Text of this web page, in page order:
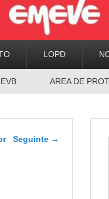
LOPD
AREA DE
de artigos
Seguinte →